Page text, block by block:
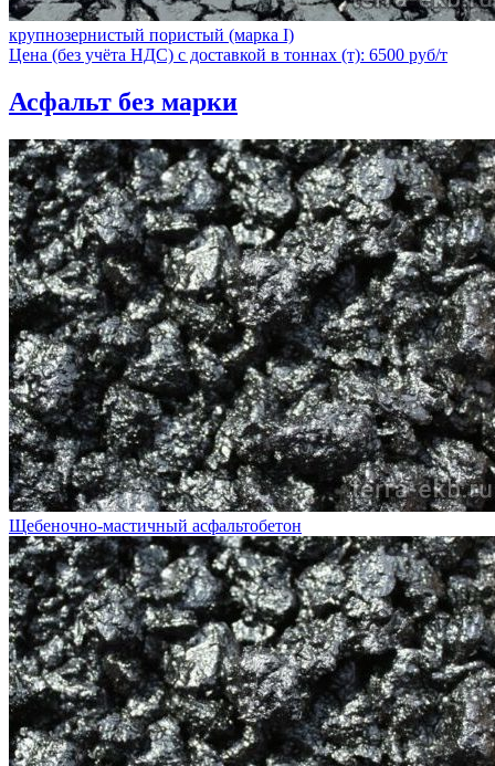
крупнозернистый пористый (марка I)
Цена (без учёта НДС) с доставкой в тоннах (т): 6500 руб/т
Асфальт без марки
Щебеночно-мастичный асфальтобетон